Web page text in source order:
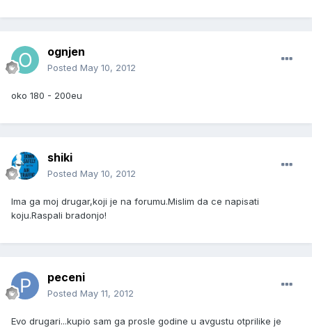
ognjen
Posted May 10, 2012
oko 180 - 200eu
shiki
Posted May 10, 2012
Ima ga moj drugar,koji je na forumu.Mislim da ce napisati
koju.Raspali bradonjo!
peceni
Posted May 11, 2012
Evo drugari...kupio sam ga prosle godine u avgustu otprilike je